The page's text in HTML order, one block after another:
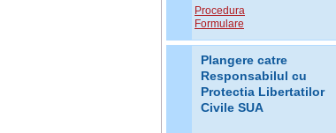
Procedura
Formulare
Plangere catre
Responsabilul cu
Protectia Libertatilor
Civile SUA